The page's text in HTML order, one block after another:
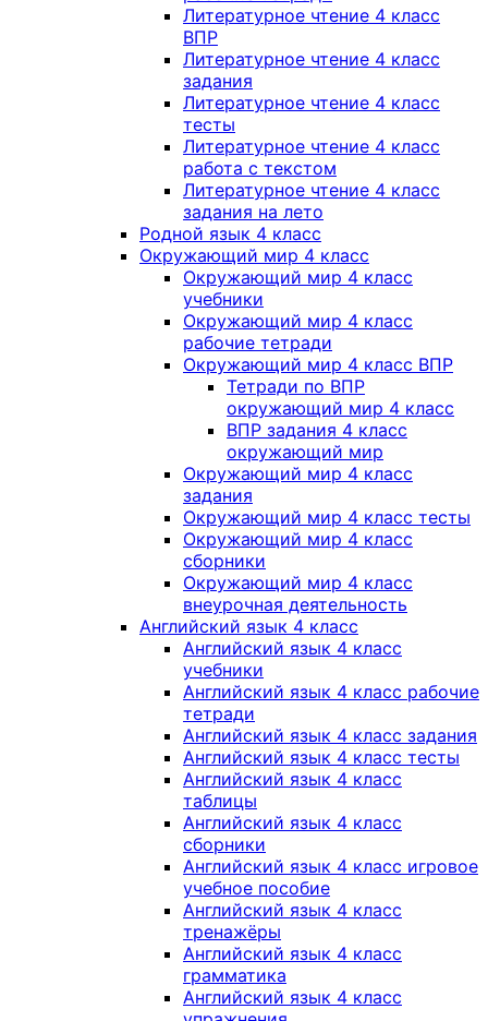
Литературное чтение 4 класс
ВПР
Литературное чтение 4 класс
задания
Литературное чтение 4 класс
тесты
Литературное чтение 4 класс
работа с текстом
Литературное чтение 4 класс
задания на лето
Родной язык 4 класс
Окружающий мир 4 класс
Окружающий мир 4 класс
учебники
Окружающий мир 4 класс
рабочие тетради
Окружающий мир 4 класс ВПР
Тетради по ВПР
окружающий мир 4 класс
ВПР задания 4 класс
окружающий мир
Окружающий мир 4 класс
задания
Окружающий мир 4 класс тесты
Окружающий мир 4 класс
сборники
Окружающий мир 4 класс
внеурочная деятельность
Английский язык 4 класс
Английский язык 4 класс
учебники
Английский язык 4 класс рабочие
тетради
Английский язык 4 класс задания
Английский язык 4 класс тесты
Английский язык 4 класс
таблицы
Английский язык 4 класс
сборники
Английский язык 4 класс игровое
учебное пособие
Английский язык 4 класс
тренажёры
Английский язык 4 класс
грамматика
Английский язык 4 класс